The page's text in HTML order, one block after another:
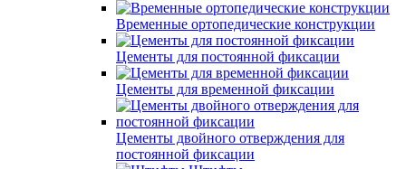
Временные ортопедические конструкции
Цементы для постоянной фиксации
Цементы для временной фиксации
Цементы двойного отверждения для
постоянной фиксации